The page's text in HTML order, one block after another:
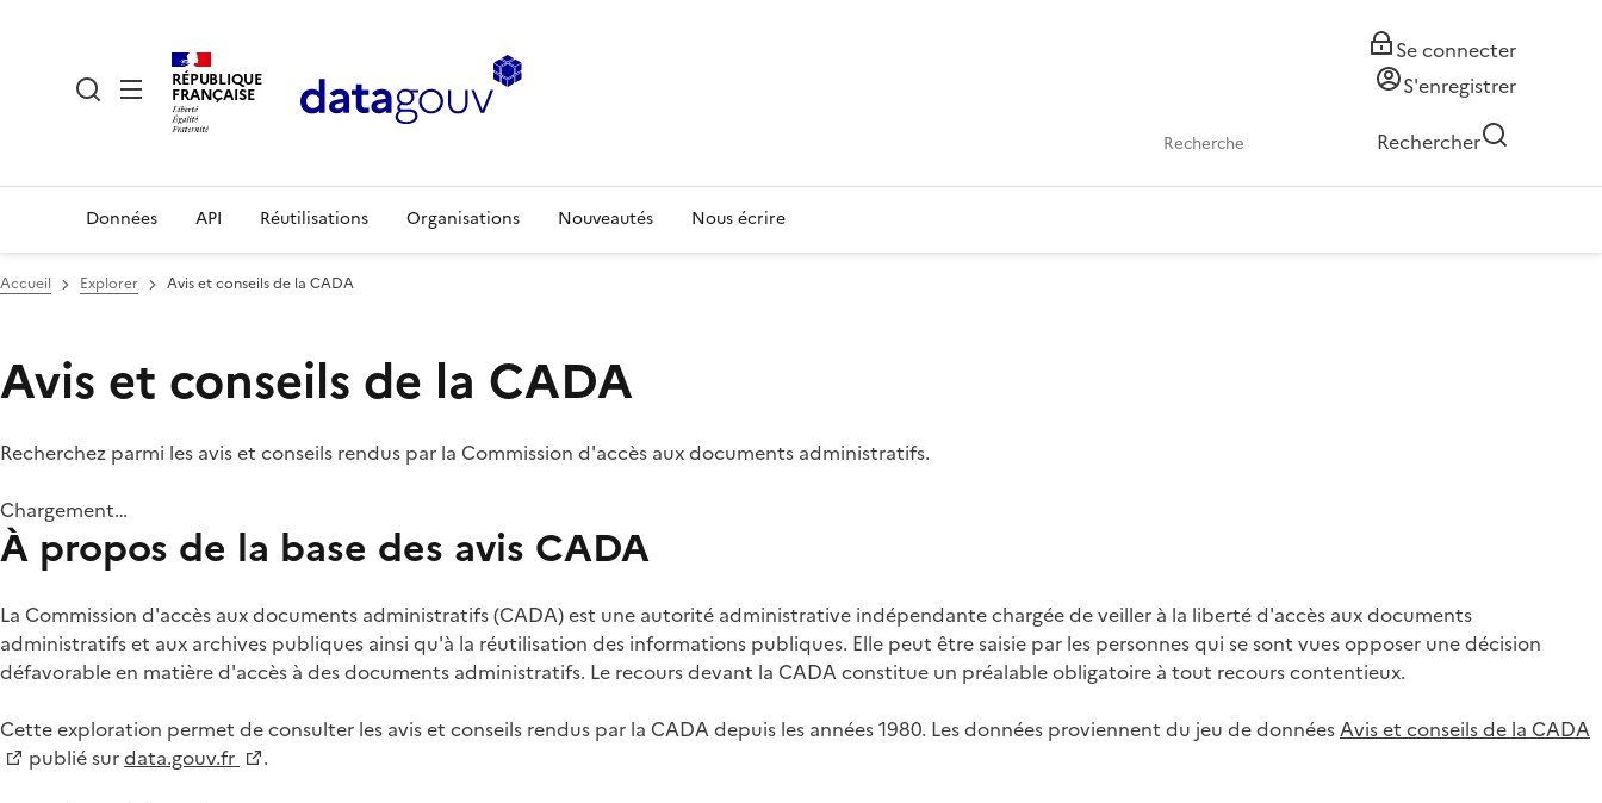
RÉPUBLIQUE
FRANÇAISE
Se connecter
S'enregistrer
Rechercher
Données API Réutilisations Organisations Nouveautés Nous écrire
Accueil Explorer Avis et conseils de la CADA
Avis et conseils de la CADA
Recherchez parmi les avis et conseils rendus par la Commission d'accès aux documents administratifs.
Chargement…
À propos de la base des avis CADA
La Commission d'accès aux documents administratifs (CADA) est une autorité administrative indépendante chargée de veiller à la liberté d'accès aux documents
administratifs et aux archives publiques ainsi qu'à la réutilisation des informations publiques. Elle peut être saisie par les personnes qui se sont vues opposer une décision
défavorable en matière d'accès à des documents administratifs. Le recours devant la CADA constitue un préalable obligatoire à tout recours contentieux.
Cette exploration permet de consulter les avis et conseils rendus par la CADA depuis les années 1980. Les données proviennent du jeu de donnéesAvis et conseils de la CADA
publié surdata.gouv.fr .